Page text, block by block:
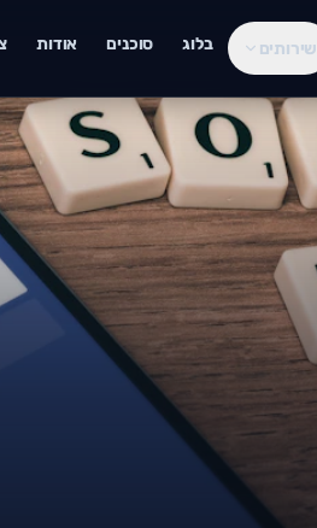
שירותים בלוג סוכנים אודות